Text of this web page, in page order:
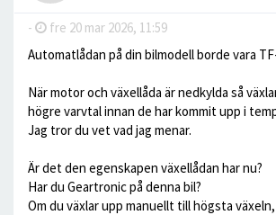
- fre 20 mar 2026, 11:59
Automatlådan på din bilmodell borde vara
När motor och växellåda är nedkylda så
högre varvtal innan de har kommit upp i
Jag tror du vet vad jag menar.
Är det den egenskapen växellådan har nu?
Har du Geartronic på denna bil?
Om du växlar upp manuellt till högsta